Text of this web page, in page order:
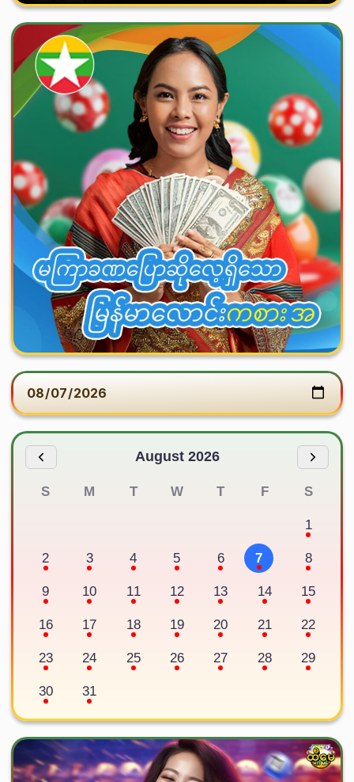
August 2026
S M T W T F S
1
2 3 4 5 6 7 8
9 10 11 12 13 14 15
16 17 18 19 20 21 22
23 24 25 26 27 28 29
30 31